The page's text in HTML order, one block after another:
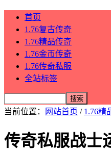
首页
1.76复古传奇
1.76精品传奇
1.76金币传奇
1.76传奇私服
全站标签
当前位置： 网站首页 / 1.76精
传奇私服战士